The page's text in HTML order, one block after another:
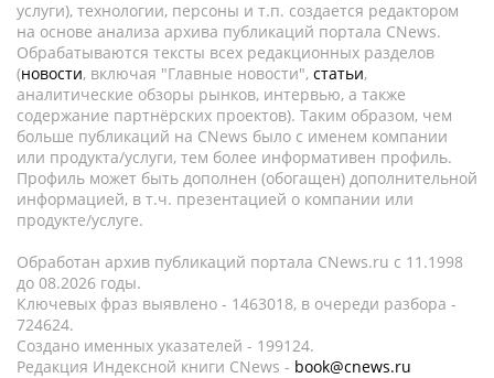
услуги), технологии, персоны и т.п. создается редактором
на основе анализа архива публикаций портала CNews.
Обрабатываются тексты всех редакционных разделов
(новости, включая "Главные новости", статьи,
аналитические обзоры рынков, интервью, а также
содержание партнёрских проектов). Таким образом, чем
больше публикаций на CNews было с именем компании
или продукта/услуги, тем более информативен профиль.
Профиль может быть дополнен (обогащен) дополнительной
информацией, в т.ч. презентацией о компании или
продукте/услуге.
Обработан архив публикаций портала CNews.ru c 11.1998
до 08.2026 годы.
Ключевых фраз выявлено - 1463018, в очереди разбора -
724624.
Создано именных указателей - 199124.
Редакция Индексной книги CNews - book@cnews.ru